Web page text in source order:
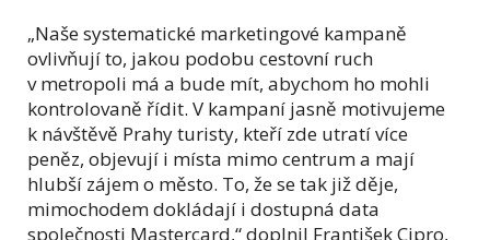
„Naše systematické marketingové kampaně
ovlivňují to, jakou podobu cestovní ruch
v metropoli má a bude mít, abychom ho mohli
kontrolovaně řídit. V kampaní jasně motivujeme
k návštěvě Prahy turisty, kteří zde utratí více
peněz, objevují i místa mimo centrum a mají
hlubší zájem o město. To, že se tak již děje,
mimochodem dokládají i dostupná data
společnosti Mastercard,“ doplnil František Cipro,